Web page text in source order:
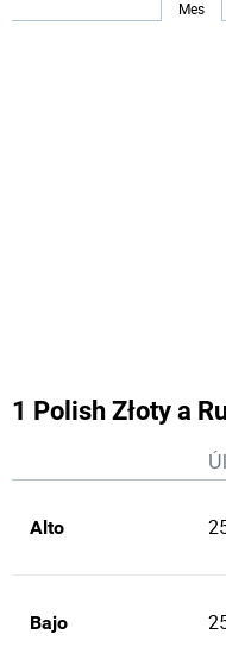
Mes
1 Polish Złoty a
Alto
Bajo